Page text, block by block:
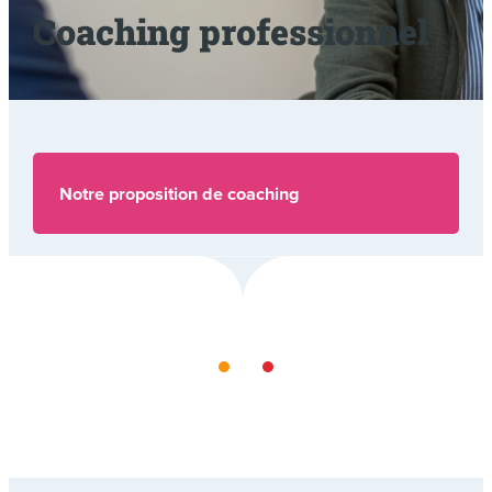
Coaching professionnel
Notre proposition de coaching